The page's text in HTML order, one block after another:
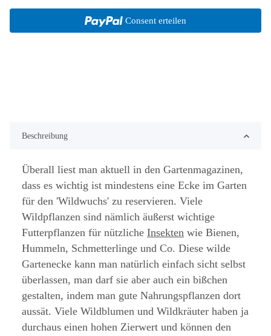
Consent erteilen
Beschreibung
Überall liest man aktuell in den Gartenmagazinen,
dass es wichtig ist mindestens eine Ecke im Garten
für den 'Wildwuchs' zu reservieren. Viele
Wildpflanzen sind nämlich äußerst wichtige
Futterpflanzen für nützliche Insekten wie Bienen,
Hummeln, Schmetterlinge und Co. Diese wilde
Gartenecke kann man natürlich einfach sicht selbst
überlassen, man darf sie aber auch ein bißchen
gestalten, indem man gute Nahrungspflanzen dort
aussät. Viele Wildblumen und Wildkräuter haben ja
durchaus einen hohen Zierwert und können den